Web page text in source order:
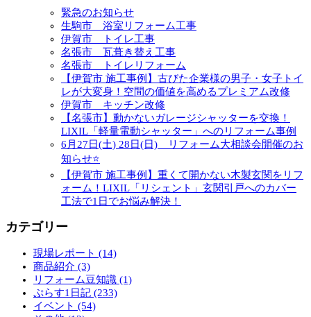
緊急のお知らせ
生駒市 浴室リフォーム工事
伊賀市 トイレ工事
名張市 瓦葺き替え工事
名張市 トイレリフォーム
【伊賀市 施工事例】古びた企業様の男子・女子トイ
レが大変身！空間の価値を高めるプレミアム改修
伊賀市 キッチン改修
【名張市】動かないガレージシャッターを交換！
LIXIL「軽量電動シャッター」へのリフォーム事例
6月27日(土) 28日(日) リフォーム大相談会開催のお
知らせ⭐
【伊賀市 施工事例】重くて開かない木製玄関をリフ
ォーム！LIXIL「リシェント」玄関引戸へのカバー
工法で1日でお悩み解決！
カテゴリー
現場レポート (14)
商品紹介 (3)
リフォーム豆知識 (1)
ぷらす1日記 (233)
イベント (54)